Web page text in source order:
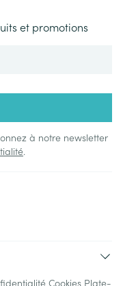
et promotions
à notre newsletter
.
Cookies Plate-